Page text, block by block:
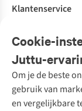
Cookie-
Juttu-
Om je de beste
gebruik van
en vergelijkbare
Klantenservice
Bestellen
Betalen
10%
Klarna - achteraf
Levering
Onze diensten
Tweedehands -
Kledingatelier
Personal shopping
Juttu
Over ons